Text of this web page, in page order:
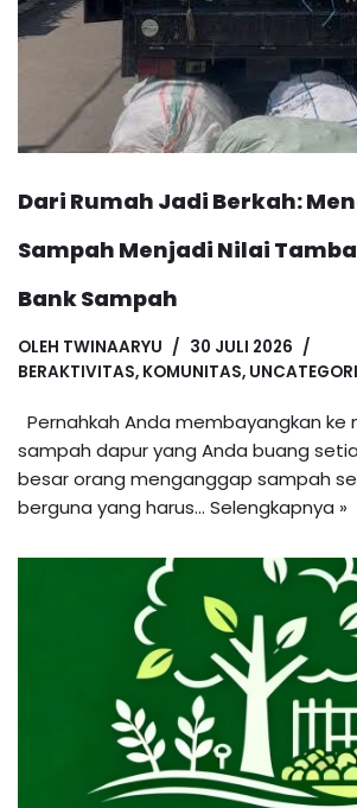
Dari Rumah Jadi Berkah:
Sampah Menjadi Nilai
Bank Sampah
OLEH TWINAARYU
30 JULI 2026
BERAKTIVITAS, KOMUNITAS,
Pernahkah Anda membayangkan ke
sampah dapur yang Anda buang
besar orang menganggap sampah
berguna yang harus… Selengkapnya »